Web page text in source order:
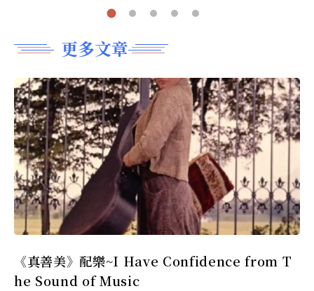
更多文章
《真善美》配樂~I Have Confidence from T
he Sound of Music